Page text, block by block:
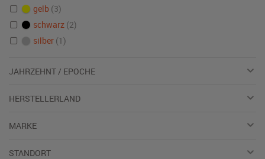
gelb (3)
schwarz (2)
silber (1)
JAHRZEHNT / EPOCHE
HERSTELLERLAND
MARKE
STANDORT